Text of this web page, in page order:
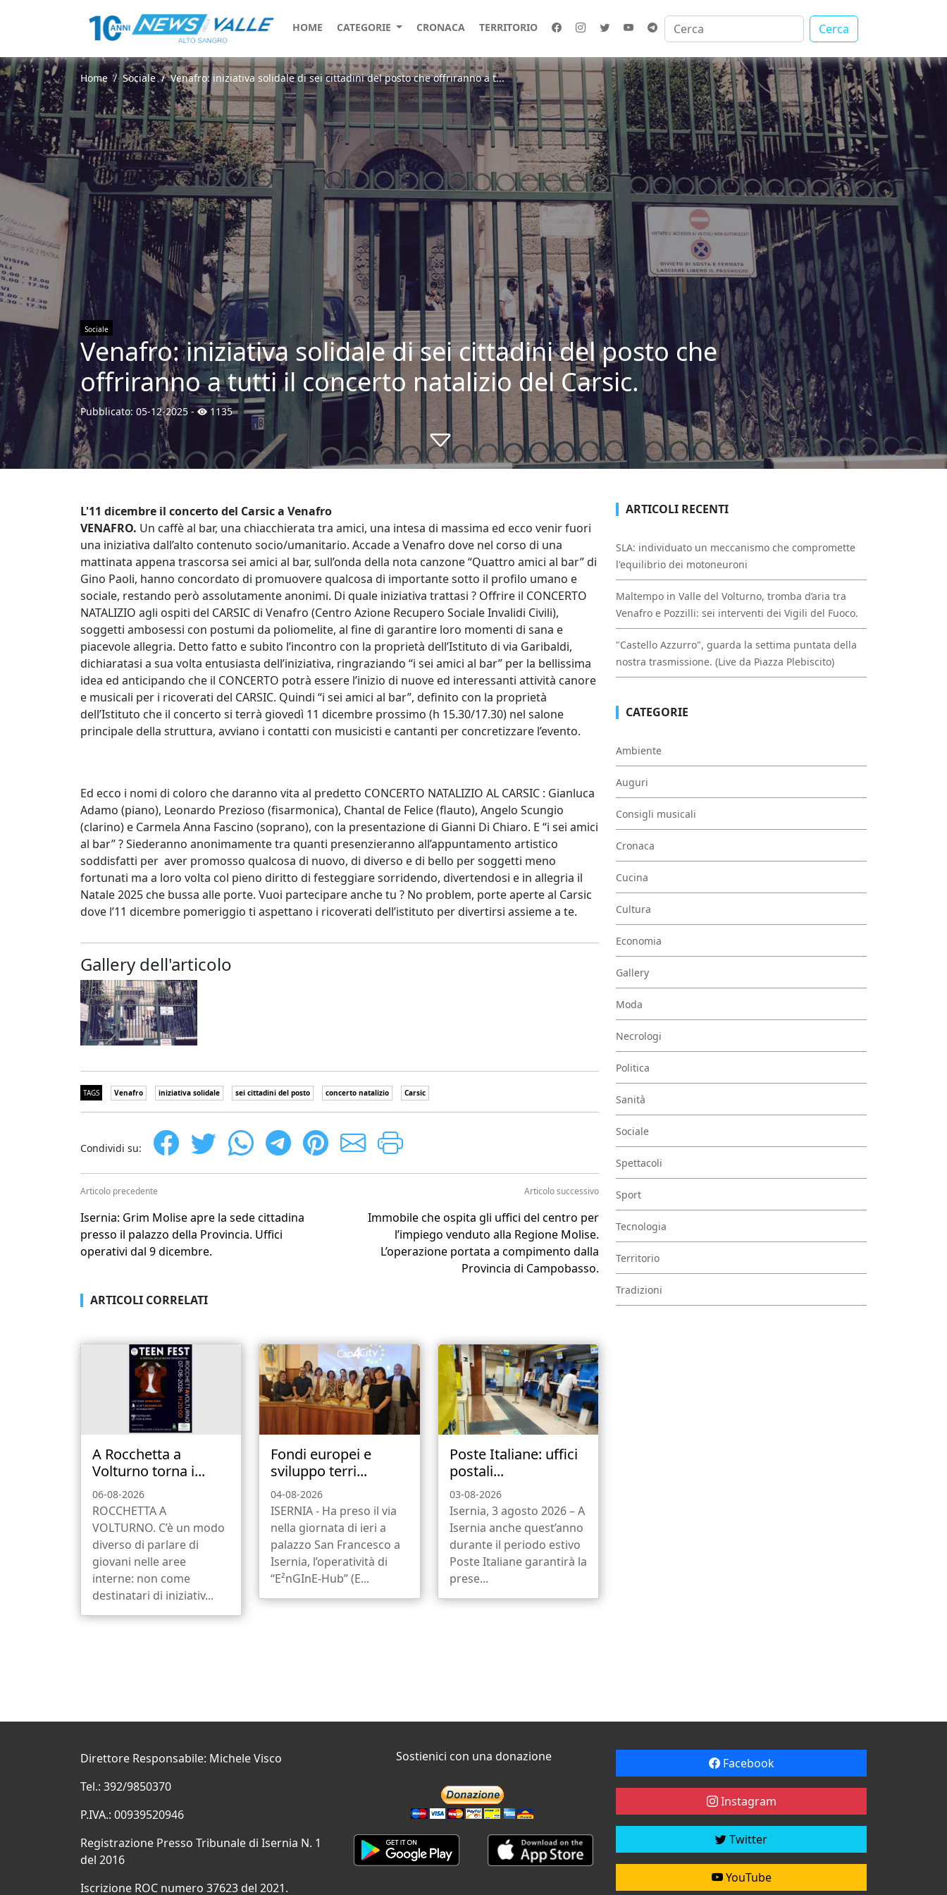
HOME CATEGORIE CRONACA TERRITORIO Cerca
Home Sociale Venafro: iniziativa solidale di sei cittadini del posto che offriranno a t...
Sociale
Venafro: iniziativa solidale di sei cittadini del posto che
offriranno a tutti il concerto natalizio del Carsic.
Pubblicato: 05-12-2025- 1135
L'11 dicembre il concerto del Carsic a Venafro
VENAFRO. Un caffè al bar, una chiacchierata tra amici, una intesa di massima ed ecco venir fuori
una iniziativa dall’alto contenuto socio/umanitario. Accade a Venafro dove nel corso di una
mattinata appena trascorsa sei amici al bar, sull’onda della nota canzone “Quattro amici al bar” di
Gino Paoli, hanno concordato di promuovere qualcosa di importante sotto il profilo umano e
sociale, restando però assolutamente anonimi. Di quale iniziativa trattasi ? Offrire il CONCERTO
NATALIZIO agli ospiti del CARSIC di Venafro (Centro Azione Recupero Sociale Invalidi Civili),
soggetti ambosessi con postumi da poliomelite, al fine di garantire loro momenti di sana e
piacevole allegria. Detto fatto e subito l’incontro con la proprietà dell’Istituto di via Garibaldi,
dichiaratasi a sua volta entusiasta dell’iniziativa, ringraziando “i sei amici al bar” per la bellissima
idea ed anticipando che il CONCERTO potrà essere l’inizio di nuove ed interessanti attività canore
e musicali per i ricoverati del CARSIC. Quindi “i sei amici al bar”, definito con la proprietà
dell’Istituto che il concerto si terrà giovedì 11 dicembre prossimo (h 15.30/17.30) nel salone
principale della struttura, avviano i contatti con musicisti e cantanti per concretizzare l’evento.
Ed ecco i nomi di coloro che daranno vita al predetto CONCERTO NATALIZIO AL CARSIC : Gianluca
Adamo (piano), Leonardo Prezioso (fisarmonica), Chantal de Felice (flauto), Angelo Scungio
(clarino) e Carmela Anna Fascino (soprano), con la presentazione di Gianni Di Chiaro. E “i sei amici
al bar” ? Siederanno anonimamente tra quanti presenzieranno all’appuntamento artistico
soddisfatti per aver promosso qualcosa di nuovo, di diverso e di bello per soggetti meno
fortunati ma a loro volta col pieno diritto di festeggiare sorridendo, divertendosi e in allegria il
Natale 2025 che bussa alle porte. Vuoi partecipare anche tu ? No problem, porte aperte al Carsic
dove l’11 dicembre pomeriggio ti aspettano i ricoverati dell’istituto per divertirsi assieme a te.
Gallery dell'articolo
TAGS Venafro iniziativa solidale sei cittadini del posto concerto natalizio Carsic
Condividi su:
Articolo precedente
Isernia: Grim Molise apre la sede cittadina
presso il palazzo della Provincia. Uffici
operativi dal 9 dicembre.
Articolo successivo
Immobile che ospita gli uffici del centro per
l’impiego venduto alla Regione Molise.
L’operazione portata a compimento dalla
Provincia di Campobasso.
ARTICOLI CORRELATI
A Rocchetta a
Volturno torna i...
06-08-2026
ROCCHETTA A
VOLTURNO. C’è un modo
diverso di parlare di
giovani nelle aree
interne: non come
destinatari di iniziativ...
Fondi europei e
sviluppo terri...
04-08-2026
ISERNIA - Ha preso il via
nella giornata di ieri a
palazzo San Francesco a
Isernia, l’operatività di
“E²nGInE-Hub” (E...
Poste Italiane: uffici
postali...
03-08-2026
Isernia, 3 agosto 2026 – A
Isernia anche quest’anno
durante il periodo estivo
Poste Italiane garantirà la
prese...
ARTICOLI RECENTI
SLA: individuato un meccanismo che compromette
l'equilibrio dei motoneuroni
Maltempo in Valle del Volturno, tromba d’aria tra
Venafro e Pozzilli: sei interventi dei Vigili del Fuoco.
"Castello Azzurro", guarda la settima puntata della
nostra trasmissione. (Live da Piazza Plebiscito)
CATEGORIE
Ambiente
Auguri
Consigli musicali
Cronaca
Cucina
Cultura
Economia
Gallery
Moda
Necrologi
Politica
Sanità
Sociale
Spettacoli
Sport
Tecnologia
Territorio
Tradizioni
Direttore Responsabile: Michele Visco
Tel.: 392/9850370
P.IVA.: 00939520946
Registrazione Presso Tribunale di Isernia N. 1
del 2016
Iscrizione ROC numero 37623 del 2021.
Sostienici con una donazione Facebook
Instagram
Twitter
YouTube